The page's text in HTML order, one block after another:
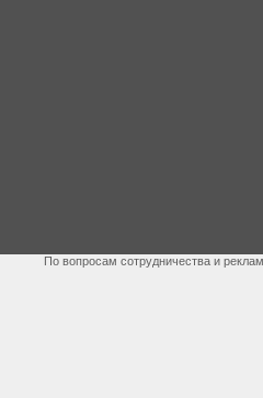
По вопросам сотрудничества и